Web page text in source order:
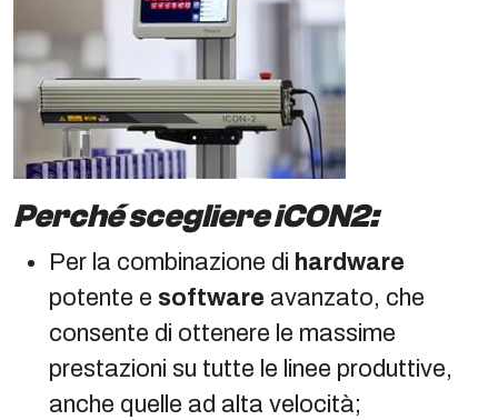
Perché scegliere iCON2:
Per la combinazione di hardware
potente e software avanzato, che
consente di ottenere le massime
prestazioni su tutte le linee produttive,
anche quelle ad alta velocità;